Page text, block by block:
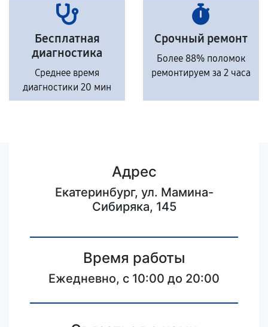
Бесплатная
диагностика
Среднее время
диагностики 20 мин
Срочный ремонт
Более 88% поломок
ремонтируем за 2 часа
Адрес
Екатеринбург, ул. Мамина-
Сибиряка, 145
Время работы
Ежедневно, с 10:00 до 20:00